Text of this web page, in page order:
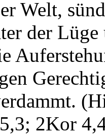
Welt,
der
2Kor